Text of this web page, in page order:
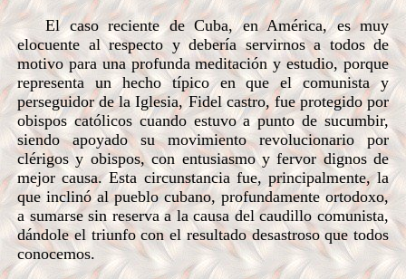
El caso reciente de Cuba, en América, es muy
elocuente al respecto y debería servirnos a todos de
motivo para una profunda meditación y estudio, porque
representa un hecho típico en que el comunista y
perseguidor de la Iglesia, Fidel castro, fue protegido por
obispos católicos cuando estuvo a punto de sucumbir,
siendo apoyado su movimiento revolucionario por
clérigos y obispos, con entusiasmo y fervor dignos de
mejor causa. Esta circunstancia fue, principalmente, la
que inclinó al pueblo cubano, profundamente ortodoxo,
a sumarse sin reserva a la causa del caudillo comunista,
dándole el triunfo con el resultado desastroso que todos
conocemos.